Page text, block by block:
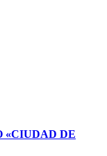
«CIUDAD DE